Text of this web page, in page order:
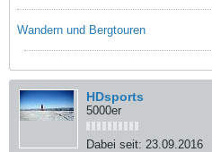
Wandern und Bergtouren
HDsports
5000er
Dabei seit: 23.09.2016